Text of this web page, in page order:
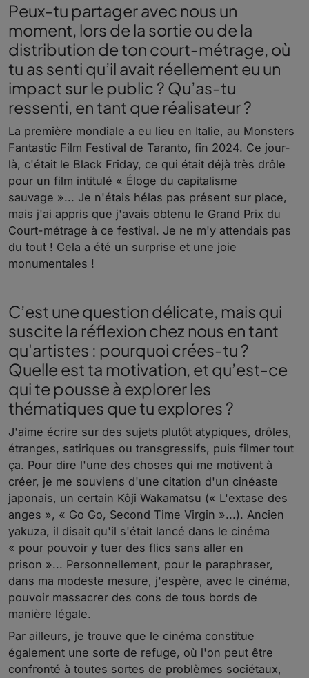
Peux-tu partager avec nous un
moment, lors de la sortie ou de la
distribution de ton court-métrage, où
tu as senti qu’il avait réellement eu un
impact sur le public ? Qu’as-tu
ressenti, en tant que réalisateur ?
La première mondiale a eu lieu en Italie, au Monsters
Fantastic Film Festival de Taranto, fin 2024. Ce jour-
là, c'était le Black Friday, ce qui était déjà très drôle
pour un film intitulé « Éloge du capitalisme
sauvage »... Je n'étais hélas pas présent sur place,
mais j'ai appris que j'avais obtenu le Grand Prix du
Court-métrage à ce festival. Je ne m'y attendais pas
du tout ! Cela a été un surprise et une joie
monumentales !
C’est une question délicate, mais qui
suscite la réflexion chez nous en tant
qu'artistes : pourquoi crées-tu ?
Quelle est ta motivation, et qu’est-ce
qui te pousse à explorer les
thématiques que tu explores ?
J'aime écrire sur des sujets plutôt atypiques, drôles,
étranges, satiriques ou transgressifs, puis filmer tout
ça. Pour dire l'une des choses qui me motivent à
créer, je me souviens d'une citation d'un cinéaste
japonais, un certain Kôji Wakamatsu (« L'extase des
anges », « Go Go, Second Time Virgin »...). Ancien
yakuza, il disait qu'il s'était lancé dans le cinéma
« pour pouvoir y tuer des flics sans aller en
prison »... Personnellement, pour le paraphraser,
dans ma modeste mesure, j'espère, avec le cinéma,
pouvoir massacrer des cons de tous bords de
manière légale.
Par ailleurs, je trouve que le cinéma constitue
également une sorte de refuge, où l'on peut être
confronté à toutes sortes de problèmes sociétaux,